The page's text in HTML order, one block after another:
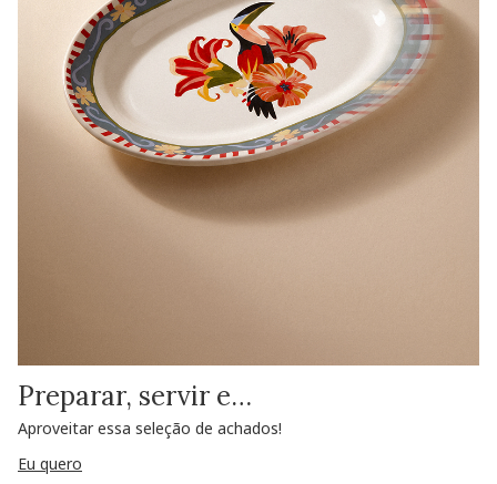
Preparar, servir e…
Aproveitar essa seleção de achados!
Eu quero